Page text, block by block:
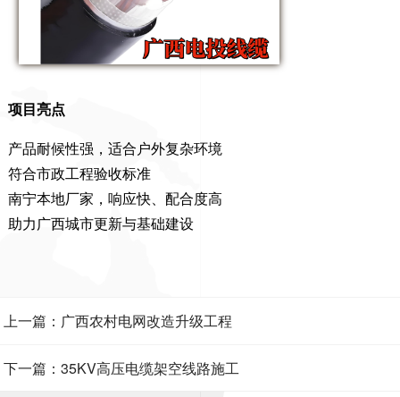
项目亮点
产品耐候性强，适合户外复杂环境
符合市政工程验收标准
南宁本地厂家，响应快、配合度高
助力广西城市更新与基础建设
上一篇：广西农村电网改造升级工程
下一篇：35KV高压电缆架空线路施工